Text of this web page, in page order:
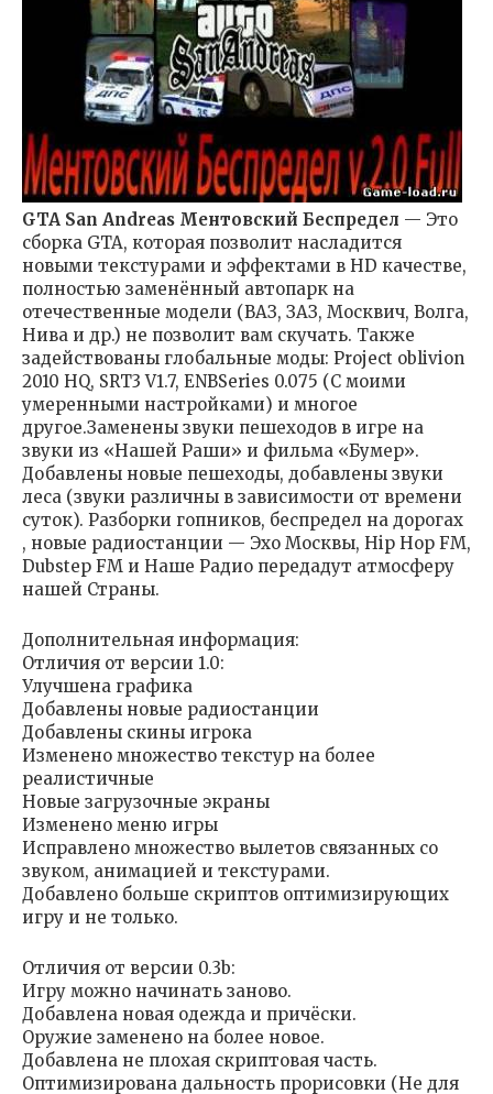
GTA San Andreas Ментовский Беспредел — Это
сборка GTA, которая позволит насладится
новыми текстурами и эффектами в HD качестве,
полностью заменённый автопарк на
отечественные модели (ВАЗ, ЗАЗ, Москвич, Волга,
Нива и др.) не позволит вам скучать. Также
задействованы глобальные моды: Project oblivion
2010 HQ, SRT3 V1.7, ENBSeries 0.075 (С моими
умеренными настройками) и многое
другое.Заменены звуки пешеходов в игре на
звуки из «Нашей Раши» и фильма «Бумер».
Добавлены новые пешеходы, добавлены звуки
леса (звуки различны в зависимости от времени
суток). Разборки гопников, беспредел на дорогах
, новые радиостанции — Эхо Москвы, Hip Hop FM,
Dubstep FM и Наше Радио передадут атмосферу
нашей Страны.
Дополнительная информация:
Отличия от версии 1.0:
Улучшена графика
Добавлены новые радиостанции
Добавлены скины игрока
Изменено множество текстур на более
реалистичные
Новые загрузочные экраны
Изменено меню игры
Исправлено множество вылетов связанных со
звуком, анимацией и текстурами.
Добавлено больше скриптов оптимизирующих
игру и не только.
Отличия от версии 0.3b:
Игру можно начинать заново.
Добавлена новая одежда и причёски.
Оружие заменено на более новое.
Добавлена не плохая скриптовая часть.
Оптимизирована дальность прорисовки (Не для